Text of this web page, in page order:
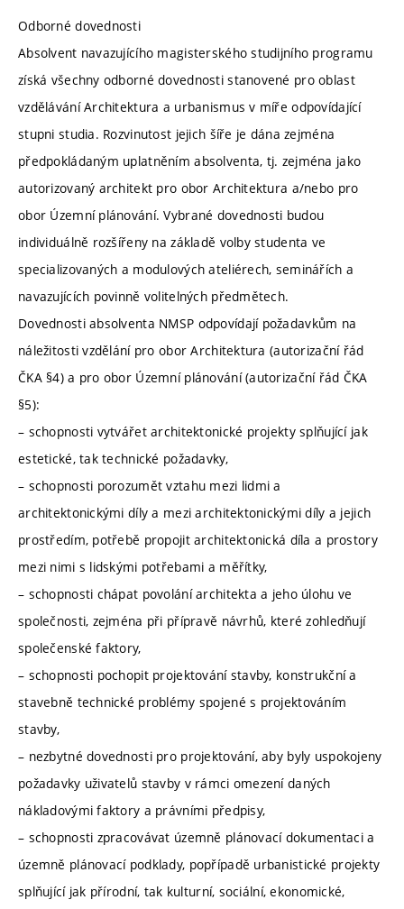
Odborné dovednosti
Absolvent navazujícího magisterského studijního programu
získá všechny odborné dovednosti stanovené pro oblast
vzdělávání Architektura a urbanismus v míře odpovídající
stupni studia. Rozvinutost jejich šíře je dána zejména
předpokládaným uplatněním absolventa, tj. zejména jako
autorizovaný architekt pro obor Architektura a/nebo pro
obor Územní plánování. Vybrané dovednosti budou
individuálně rozšířeny na základě volby studenta ve
specializovaných a modulových ateliérech, seminářích a
navazujících povinně volitelných předmětech.
Dovednosti absolventa NMSP odpovídají požadavkům na
náležitosti vzdělání pro obor Architektura (autorizační řád
ČKA §4) a pro obor Územní plánování (autorizační řád ČKA
§5):
– schopnosti vytvářet architektonické projekty splňující jak
estetické, tak technické požadavky,
– schopnosti porozumět vztahu mezi lidmi a
architektonickými díly a mezi architektonickými díly a jejich
prostředím, potřebě propojit architektonická díla a prostory
mezi nimi s lidskými potřebami a měřítky,
– schopnosti chápat povolání architekta a jeho úlohu ve
společnosti, zejména při přípravě návrhů, které zohledňují
společenské faktory,
– schopnosti pochopit projektování stavby, konstrukční a
stavebně technické problémy spojené s projektováním
stavby,
– nezbytné dovednosti pro projektování, aby byly uspokojeny
požadavky uživatelů stavby v rámci omezení daných
nákladovými faktory a právními předpisy,
– schopnosti zpracovávat územně plánovací dokumentaci a
územně plánovací podklady, popřípadě urbanistické projekty
splňující jak přírodní, tak kulturní, sociální, ekonomické,